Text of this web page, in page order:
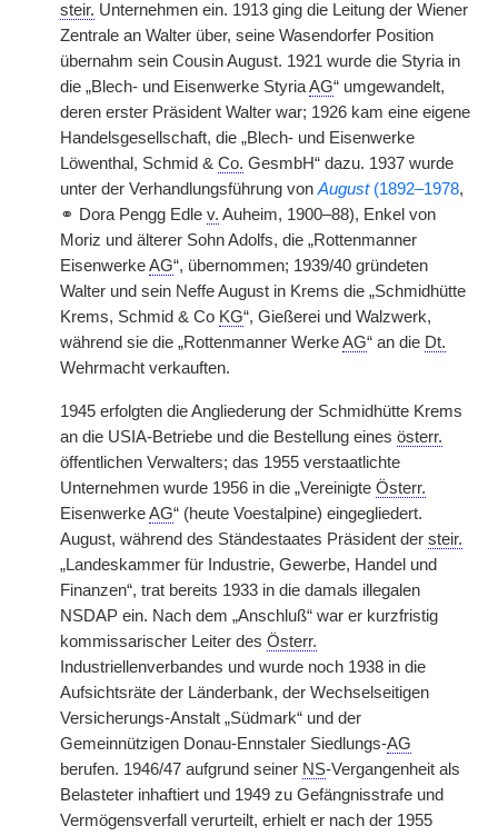
steir. Unternehmen ein. 1913 ging die Leitung der Wiener
Zentrale an Walter über, seine Wasendorfer Position
übernahm sein Cousin August. 1921 wurde die Styria in
die „Blech- und Eisenwerke StyriaAG“ umgewandelt,
deren erster Präsident Walter war; 1926 kam eine eigene
Handelsgesellschaft, die „Blech- und Eisenwerke
Löwenthal, Schmid & Co. GesmbH“ dazu. 1937 wurde
unter der Verhandlungsführung von August(1892–1978,
⚭ Dora Pengg Edle v. Auheim, 1900–88), Enkel von
Moriz und älterer Sohn Adolfs, die „Rottenmanner
EisenwerkeAG“, übernommen; 1939/40 gründeten
Walter und sein Neffe August in Krems die „Schmidhütte
Krems, Schmid & Co KG“, Gießerei und Walzwerk,
während sie die „Rottenmanner WerkeAG“ an die Dt.
Wehrmacht verkauften.
1945 erfolgten die Angliederung der Schmidhütte Krems
an die USIA-Betriebe und die Bestellung eines österr.
öffentlichen Verwalters; das 1955 verstaatlichte
Unternehmen wurde 1956 in die „Vereinigte Österr.
EisenwerkeAG“ (heute Voestalpine) eingegliedert.
August, während des Ständestaates Präsident der steir.
„Landeskammer für Industrie, Gewerbe, Handel und
Finanzen“, trat bereits 1933 in die damals illegalen
NSDAP ein. Nach dem „Anschluß“ war er kurzfristig
kommissarischer Leiter des Österr.
Industriellenverbandes und wurde noch 1938 in die
Aufsichtsräte der Länderbank, der Wechselseitigen
Versicherungs-Anstalt „Südmark“ und der
Gemeinnützigen Donau-Ennstaler Siedlungs-AG
berufen. 1946/47 aufgrund seiner NS-Vergangenheit als
Belasteter inhaftiert und 1949 zu Gefängnisstrafe und
Vermögensverfall verurteilt, erhielt er nach der 1955